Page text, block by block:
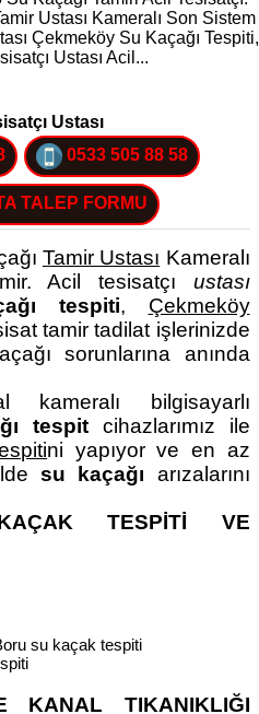
Ustası Kameralı Son Sistem
Çekmeköy Su Kaçağı Tespiti,
Ustası Acil...
Ustası
0533 505 88 58
TALEP FORMU
Tamir Ustası Kameralı
Acil tesisatçı ustası
tespiti, Çekmeköy
tamir tadilat işlerinizde
sorunlarına anında
bilgisayarlı
tespitcihazlarımız ile
ni yapıyor ve en az
su kaçağı arızalarını
TESPİTİ VE
su kaçak tespiti
TIKANIKLIĞI